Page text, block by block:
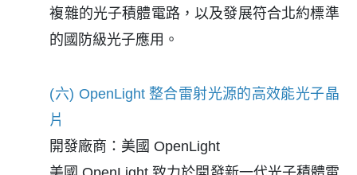
複雜的光子積體電路，以及發展符合北約標準
的國防級光子應用。
(六) OpenLight 整合雷射光源的高效能光子晶
片
開發廠商：美國 OpenLight